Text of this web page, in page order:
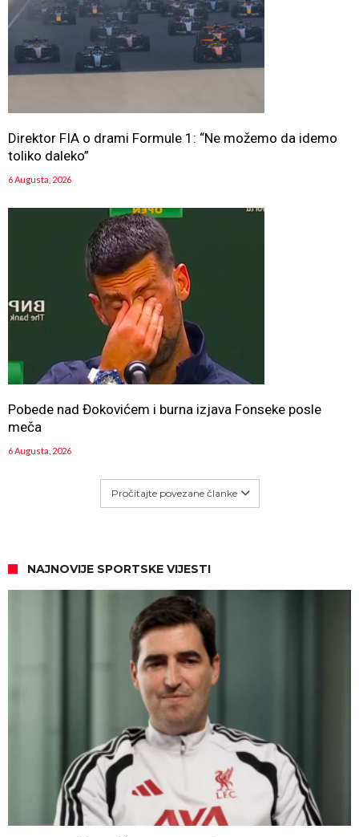
Direktor FIA o drami Formule 1: “Ne možemo da idemo
toliko daleko”
6 Augusta, 2026
Pobede nad Đokovićem i burna izjava Fonseke posle
meča
6 Augusta, 2026
Pročitajte povezane članke
NAJNOVIJE SPORTSKE VIJESTI